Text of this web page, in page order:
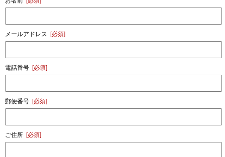
メールアドレス [必須]
電話番号 [必須]
郵便番号 [必須]
ご住所 [必須]